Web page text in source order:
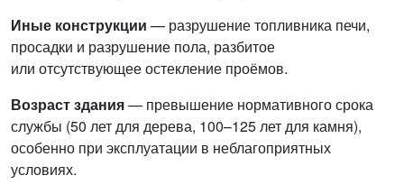
Иные конструкции — разрушение топливника печи,
просадки и разрушение пола, разбитое
или отсутствующее остекление проёмов.
Возраст здания— превышение нормативного срока
службы (50 лет для дерева, 100–125 лет для камня),
особенно при эксплуатации в неблагоприятных
условиях.